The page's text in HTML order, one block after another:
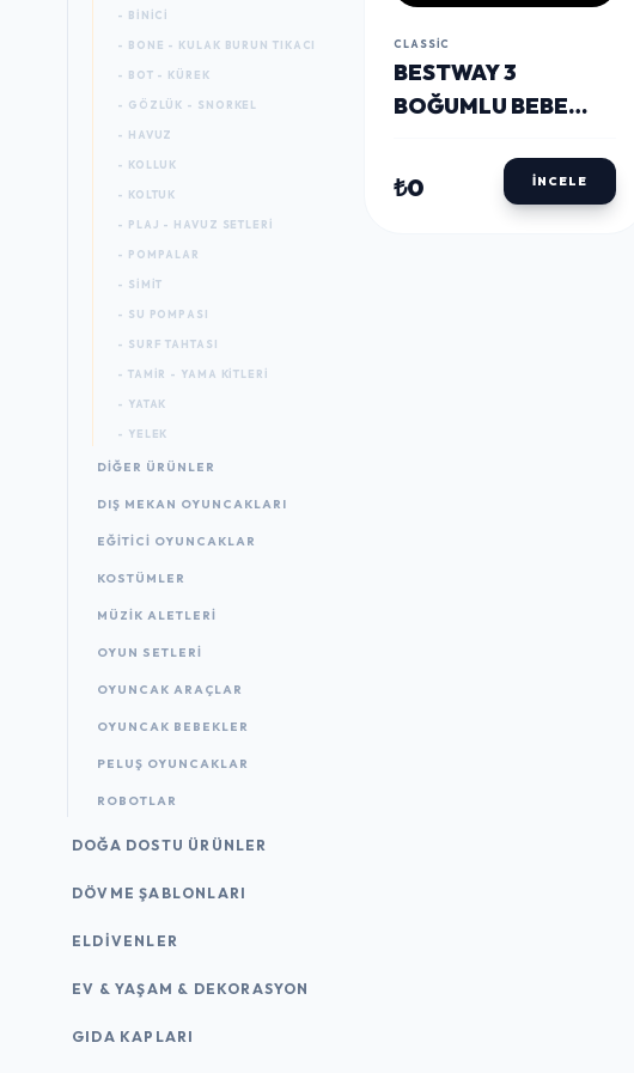
- BINICI
- BONE - KULAK BURUN TIKACI
- BOT - KÜREK
- GÖZLÜK - SNORKEL
- HAVUZ
- KOLLUK
- KOLTUK
- PLAJ - HAVUZ SETLERI
- POMPALAR
- SIMIT
- SU POMPASI
- SURF TAHTASI
- TAMIR - YAMA KITLERI
- YATAK
- YELEK
DIĞER ÜRÜNLER
DIŞ MEKAN OYUNCAKLARI
EĞITICI OYUNCAKLAR
KOSTÜMLER
MÜZIK ALETLERI
OYUN SETLERI
OYUNCAK ARAÇLAR
OYUNCAK BEBEKLER
PELUŞ OYUNCAKLAR
ROBOTLAR
DOĞA DOSTU ÜRÜNLER
DÖVME ŞABLONLARI
ELDIVENLER
EV & YAŞAM & DEKORASYON
GIDA KAPLARI
CLASSIC
BESTWAY 3
BOĞUMLU BEBE
32050
₺0 İNCELE